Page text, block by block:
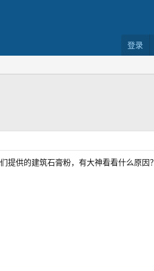
登录
供的建筑石膏粉，有大神看看什么原因？